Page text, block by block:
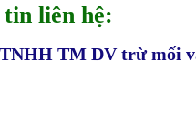
liên hệ:
TM DV trừ mối